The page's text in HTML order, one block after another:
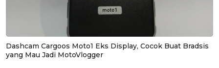
Dashcam Cargoos Moto1 Eks Display, Cocok Buat Bradsis
yang Mau Jadi MotoVlogger